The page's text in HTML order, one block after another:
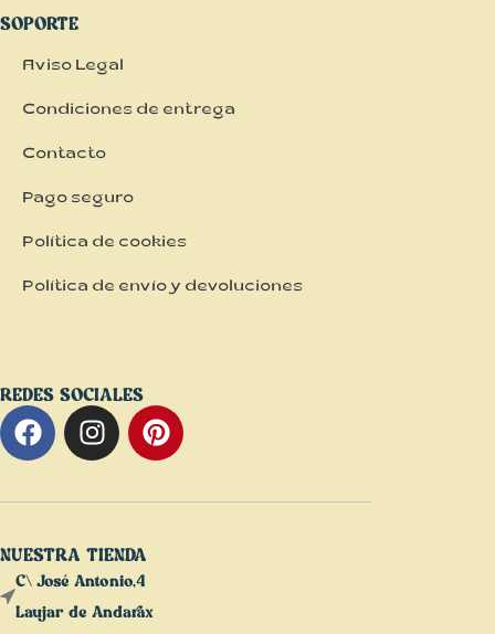
SOPORTE
Aviso Legal
Condiciones de entrega
Contacto
Pago seguro
Política de cookies
Política de envío y devoluciones
REDES SOCIALES
NUESTRA TIENDA
C\ José Antonio,4
Laujar de Andarax